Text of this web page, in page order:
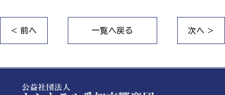
< 前へ 一覧へ戻る 次へ >